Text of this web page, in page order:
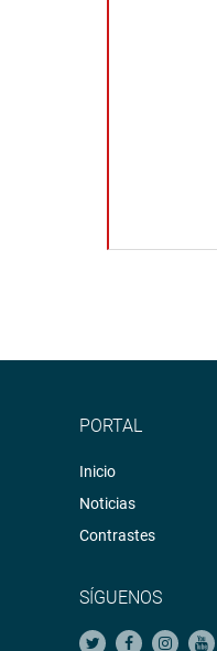
PORTAL
Inicio
Noticias
Contrastes
SÍGUENOS